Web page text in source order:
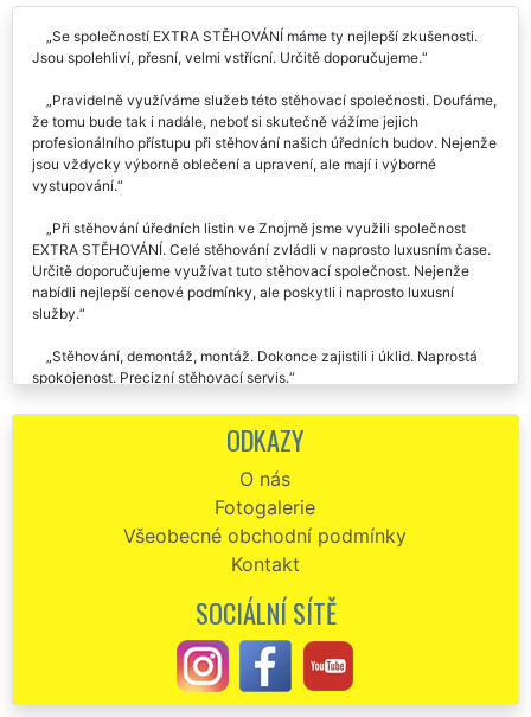
Se společností EXTRA STĚHOVÁNÍ máme ty nejlepší zkušenosti.
Pravidelně využíváme služeb této stěhovací společnosti. Doufáme,
že tomu bude tak i nadále, neboť si skutečně vážíme jejich
profesionálního přístupu při stěhování našich úředních budov. Nejenže
jsou vždycky výborně oblečení a upravení, ale mají i výborné
Při stěhování úředních listin ve Znojmě jsme využili společnost
EXTRA STĚHOVÁNÍ. Celé stěhování zvládli v naprosto luxusním čase.
Určitě doporučujeme využívat tuto stěhovací společnost. Nejenže
nabídli nejlepší cenové podmínky, ale poskytli i naprosto luxusní
Stěhování, demontáž, montáž. Dokonce zajistili i úklid. Naprostá
ODKAZY
O nás
Fotogalerie
Všeobecné obchodní podmínky
Kontakt
SOCIÁLNÍ SÍTĚ